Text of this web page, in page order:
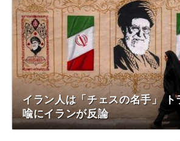
イラン人は「チェスの名手」 ト
喩にイランが反論